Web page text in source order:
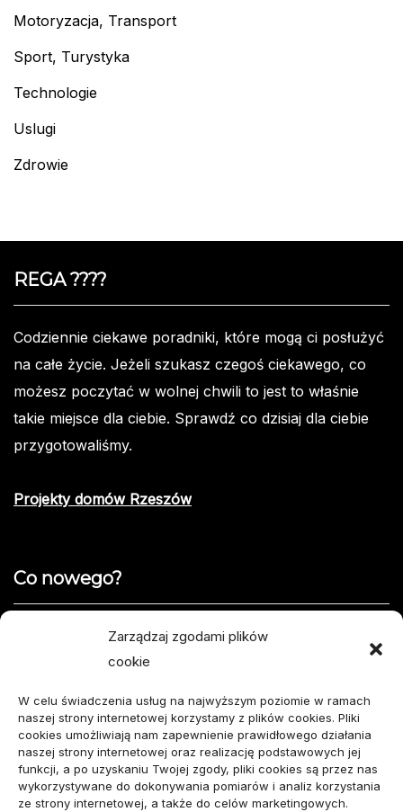
Zarządzaj zgodami plików
cookie
W celu świadczenia usług na najwyższym poziomie w ramach
naszej strony internetowej korzystamy z plików cookies. Pliki
cookies umożliwiają nam zapewnienie prawidłowego działania
naszej strony internetowej oraz realizację podstawowych jej
funkcji, a po uzyskaniu Twojej zgody, pliki cookies są przez nas
wykorzystywane do dokonywania pomiarów i analiz korzystania
ze strony internetowej, a także do celów marketingowych.
Motoryzacja, Transport
Sport, Turystyka
Technologie
Uslugi
Zdrowie
REGA ????️
Codziennie ciekawe poradniki, które mogą ci posłużyć
na całe życie. Jeżeli szukasz czegoś ciekawego, co
możesz poczytać w wolnej chwili to jest to właśnie
takie miejsce dla ciebie. Sprawdź co dzisiaj dla ciebie
przygotowaliśmy.
Projekty domów Rzeszów
Co nowego?
Jak opisać usterkę telefonu w formularzu naprawy
Projekty domów do 100 m² – jak zmieścić wszystko,
czego potrzebujesz?
Amortyzator Audi A6 C7 – najczęstsze usterki i
sposoby naprawy
Komunikacja marki osobistej przed kontaktem z